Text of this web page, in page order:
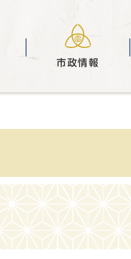
市政情報